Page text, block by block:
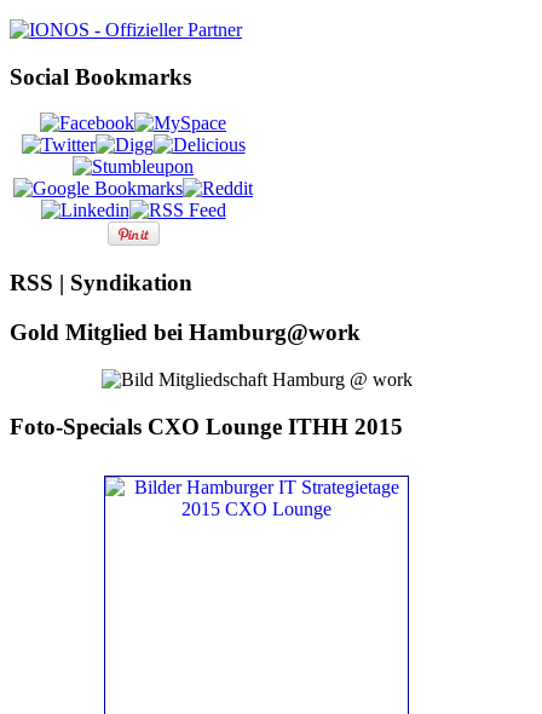
Social Bookmarks
RSS | Syndikation
Gold Mitglied bei Hamburg@work
Foto-Specials CXO Lounge ITHH 2015